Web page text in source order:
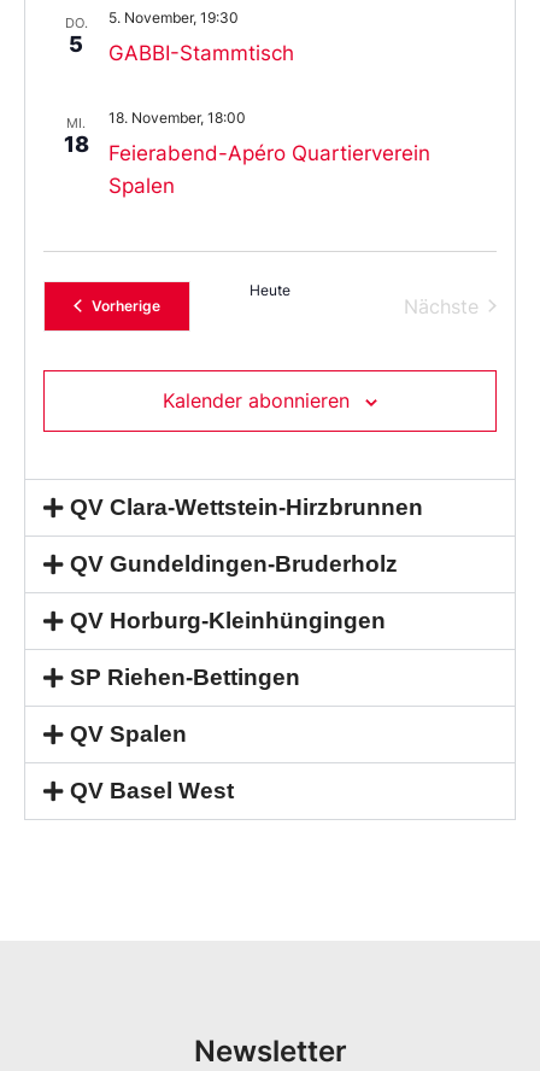
DO.
5 GABBI-Stammtisch
5. November, 19:30
MI.
18
Feierabend-Apéro Quartierverein
Spalen
18. November, 18:00
VorherigeVeranstaltungen
Heute
Nächste
Kalender abonnieren
QV Clara-Wettstein-Hirzbrunnen
QV Gundeldingen-Bruderholz
QV Horburg-Kleinhüngingen
SP Riehen-Bettingen
QV Spalen
QV Basel West
Newsletter